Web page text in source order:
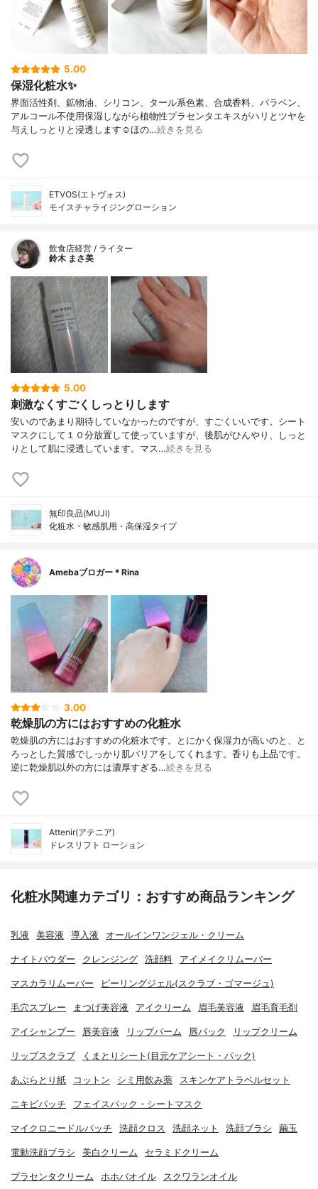
5.00
保湿化粧水✨
界面活性剤、鉱物油、シリコン、タール系色素、合成香料、パラベン、
アルコール不使用保湿しながら植物性プラセンタエキスがハリとツヤを
与えしっとりと浸透します☺︎ほの…続きを見る
ETVOS(エトヴォス)
モイスチャライジングローション
飲食店経営 / ライター
鈴木 まさ美
5.00
刺激なくすごくしっとりします
安いのであまり期待していなかったのですが、すごくいいです。シート
マスクにして１０分放置して使っていますが、後肌がひんやり、しっと
りとして肌に浸透しています。マス…続きを見る
無印良品(MUJI)
化粧水・敏感肌用・高保湿タイプ
Amebaブロガー＊Rina
3.00
乾燥肌の方にはおすすめの化粧水
乾燥肌の方にはおすすめの化粧水です。とにかく保湿力が高いのと、と
ろっとした質感でしっかり肌バリアをしてくれます。香りも上品です。
逆に乾燥肌以外の方には濃厚すぎる…続きを見る
Attenir(アテニア)
ドレスリフト ローション
化粧水関連カテゴリ：おすすめ商品ランキング
乳液 美容液 導入液 オールインワンジェル・クリーム
ナイトパウダー クレンジング 洗顔料 アイメイクリムーバー
マスカラリムーバー ピーリングジェル(スクラブ・ゴマージュ)
毛穴スプレー まつげ美容液 アイクリーム 眉毛美容液 眉毛育毛剤
アイシャンプー 唇美容液 リップバーム 唇パック リップクリーム
リップスクラブ くまとりシート(目元ケアシート・パック)
あぶらとり紙 コットン シミ用飲み薬 スキンケアトラベルセット
ニキビパッチ フェイスパック・シートマスク
マイクロニードルパッチ 洗顔クロス 洗顔ネット 洗顔ブラシ 繭玉
電動洗顔ブラシ 美白クリーム セラミドクリーム
プラセンタクリーム ホホバオイル スクワランオイル